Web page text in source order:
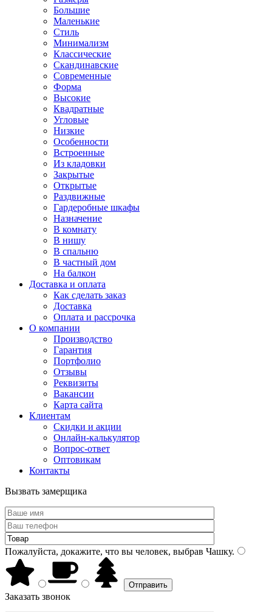
Большие
Маленькие
Стиль
Минимализм
Классические
Скандинавские
Современные
Форма
Высокие
Квадратные
Угловые
Низкие
Особенности
Встроенные
Из кладовки
Закрытые
Открытые
Раздвижные
Гардеробные шкафы
Назначение
В комнату
В нишу
В спальню
В частный дом
На балкон
Доставка и оплата
Как сделать заказ
Доставка
Оплата и рассрочка
О компании
Производство
Гарантия
Портфолио
Отзывы
Реквизиты
Вакансии
Карта сайта
Клиентам
Скидки и акции
Онлайн-калькулятор
Вопрос-ответ
Оптовикам
Контакты
Вызвать замерщика
Пожалуйста, докажите, что вы человек, выбрав Чашку.
Заказать звонок